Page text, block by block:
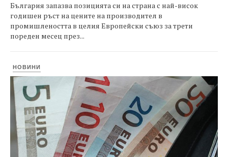
България запазва позицията си на страна с най-висок
годишен ръст на цените на производител в
промишлеността в целия Европейски съюз за трети
пореден месец през...
НОВИНИ